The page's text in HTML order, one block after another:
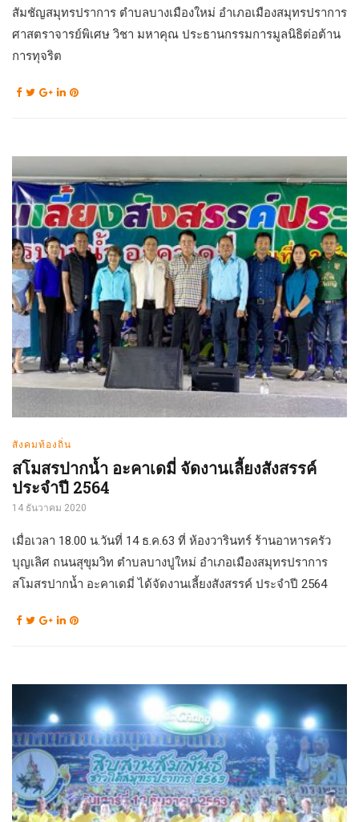
สัมชัญสมุทรปราการ ตำบลบางเมืองใหม่ อำเภอเมืองสมุทรปราการ
ศาสตราจารย์พิเศษ วิชา มหาคุณ ประธานกรรมการมูลนิธิต่อต้าน
การทุจริต
สังคมท้องถิ่น
สโมสรปากน้ำ อะคาเดมี่ จัดงานเลี้ยงสังสรรค์
ประจำปี 2564
14 ธันวาคม 2020
เมื่อเวลา 18.00 น.วันที่ 14 ธ.ค.63 ที่ ห้องวารินทร์ ร้านอาหารครัว
บุญเลิศ ถนนสุขุมวิท ตำบลบางปูใหม่ อำเภอเมืองสมุทรปราการ
สโมสรปากน้ำ อะคาเดมี่ ได้จัดงานเลี้ยงสังสรรค์ ประจำปี 2564